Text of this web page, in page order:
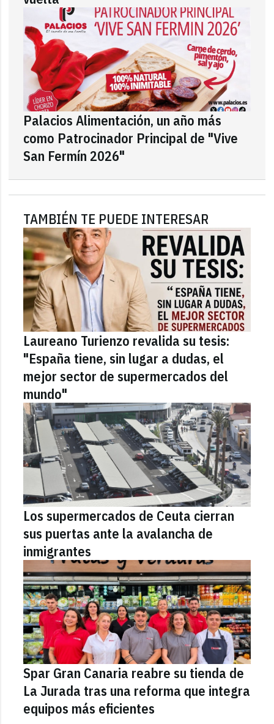
Palacios Alimentación, un año más
como Patrocinador Principal de "Vive
San Fermín 2026"
TAMBIÉN TE PUEDE INTERESAR
Laureano Turienzo revalida su tesis:
"España tiene, sin lugar a dudas, el
mejor sector de supermercados del
mundo"
Los supermercados de Ceuta cierran
sus puertas ante la avalancha de
inmigrantes
Spar Gran Canaria reabre su tienda de
La Jurada tras una reforma que integra
equipos más eficientes